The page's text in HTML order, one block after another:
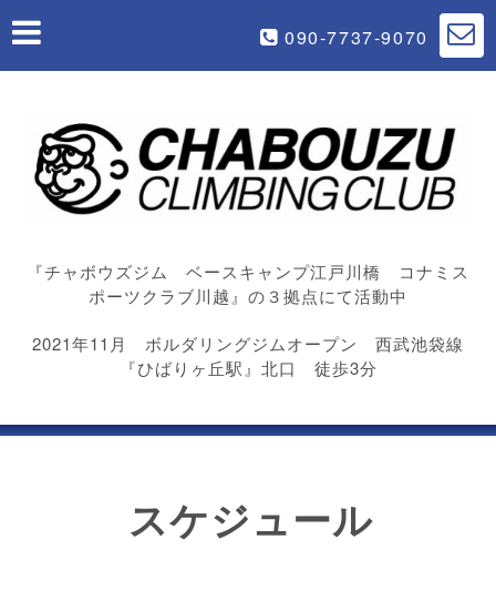
090-7737-9070
『チャボウズジム ベースキャンプ江戸川橋 コナミス
ポーツクラブ川越』の３拠点にて活動中
2021年11月 ボルダリングジムオープン 西武池袋線
『ひばりヶ丘駅』北口 徒歩3分
スケジュール